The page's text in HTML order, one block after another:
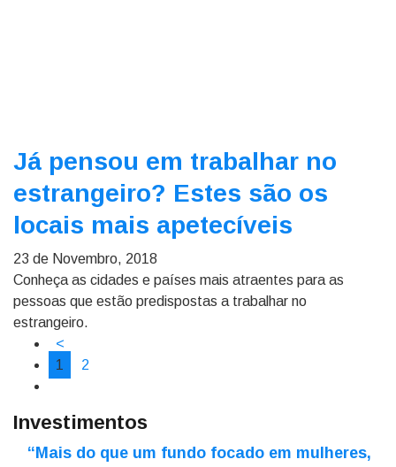
Já pensou em trabalhar no
estrangeiro? Estes são os
locais mais apetecíveis
23 de Novembro, 2018
Conheça as cidades e países mais atraentes para as
pessoas que estão predispostas a trabalhar no
estrangeiro.
<
1
2
Investimentos
“Mais do que um fundo focado em mulheres,